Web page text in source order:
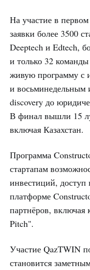
На участие в
заявки более 3500
Deeptech и Edtech,
и только 32
живую программу с
и
discovery до
В финал вышли 15
включая Казахстан.
Программа
стартапам
инвестиций, доступ
платформе
партнёров, включая
Pitch".
Участие QazTWIN
становится